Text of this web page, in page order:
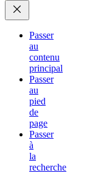
Passer
au
contenu
principal
Passer
au
pied
de
page
Passer
à
la
recherche